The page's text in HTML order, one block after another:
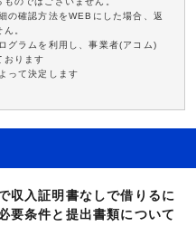
の確認方法をWEBにした場合、返
。
グラムを利用し、事業者(アコム)
おります
って決定します
収入証明書なしで借りるに
要条件と提出書類について